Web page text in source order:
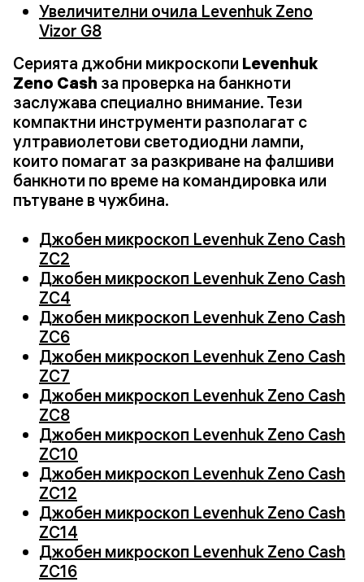
Увеличителни очила Levenhuk Zeno
Vizor G8
Серията джобни микроскопи Levenhuk
Zeno Cash за проверка на банкноти
заслужава специално внимание. Тези
компактни инструменти разполагат с
ултравиолетови светодиодни лампи,
които помагат за разкриване на фалшиви
банкноти по време на командировка или
пътуване в чужбина.
Джобен микроскоп Levenhuk Zeno Cash
ZC2
Джобен микроскоп Levenhuk Zeno Cash
ZC4
Джобен микроскоп Levenhuk Zeno Cash
ZC6
Джобен микроскоп Levenhuk Zeno Cash
ZC7
Джобен микроскоп Levenhuk Zeno Cash
ZC8
Джобен микроскоп Levenhuk Zeno Cash
ZC10
Джобен микроскоп Levenhuk Zeno Cash
ZC12
Джобен микроскоп Levenhuk Zeno Cash
ZC14
Джобен микроскоп Levenhuk Zeno Cash
ZC16